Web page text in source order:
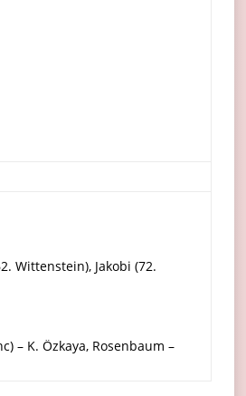
Wittenstein), Jakobi (72.
– K. Özkaya, Rosenbaum –